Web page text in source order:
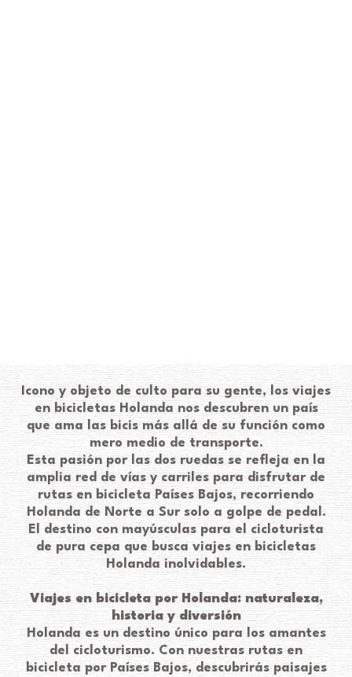
Icono y objeto de culto para su gente, los viajes
en bicicletas Holanda nos descubren un país
que ama las bicis más allá de su función como
mero medio de transporte.
Esta pasión por las dos ruedas se refleja en la
amplia red de vías y carriles para disfrutar de
rutas en bicicleta Países Bajos, recorriendo
Holanda de Norte a Sur solo a golpe de pedal.
El destino con mayúsculas para el cicloturista
de pura cepa que busca viajes en bicicletas
Holanda inolvidables.
Viajes en bicicleta por Holanda: naturaleza,
historia y diversión
Holanda es un destino único para los amantes
del cicloturismo. Con nuestras rutas en
bicicleta por Países Bajos, descubrirás paisajes